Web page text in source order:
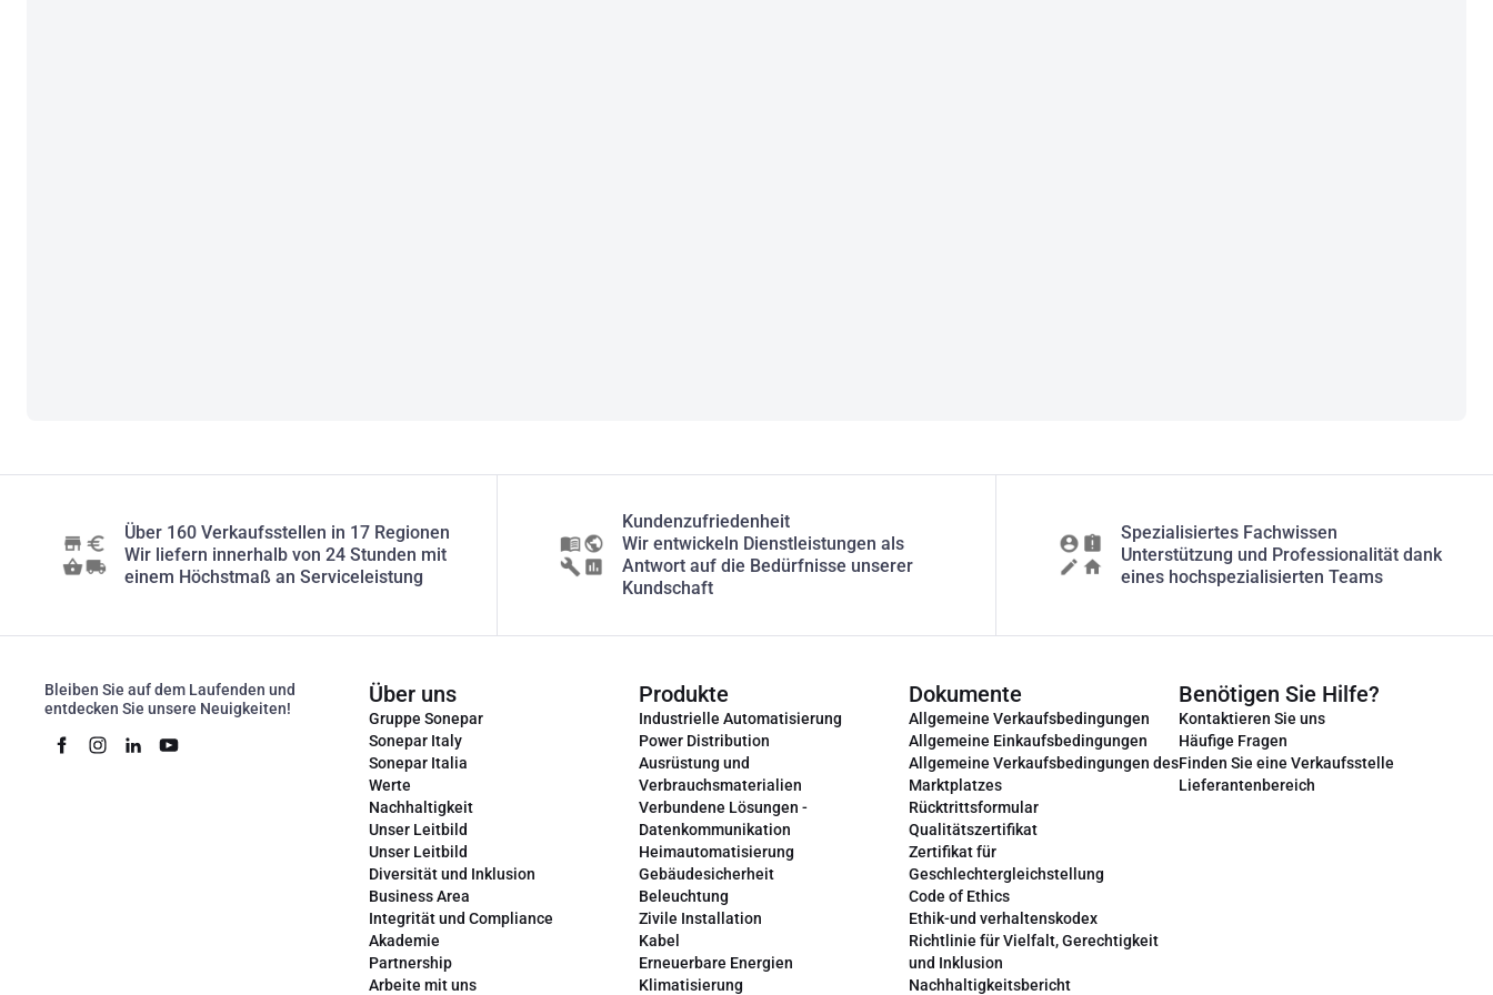
Über 160 Verkaufsstellen in 17 Regionen
Wir liefern innerhalb von 24 Stunden mit
einem Höchstmaß an Serviceleistung
Kundenzufriedenheit
Wir entwickeln Dienstleistungen als
Antwort auf die Bedürfnisse unserer
Kundschaft
Spezialisiertes Fachwissen
Unterstützung und Professionalität dank
eines hochspezialisierten Teams
Bleiben Sie auf dem Laufenden und
entdecken Sie unsere Neuigkeiten!
Über uns
Gruppe Sonepar
Sonepar Italy
Sonepar Italia
Werte
Nachhaltigkeit
Unser Leitbild
Unser Leitbild
Diversität und Inklusion
Business Area
Integrität und Compliance
Akademie
Partnership
Arbeite mit uns
Produkte
Industrielle Automatisierung
Power Distribution
Ausrüstung und
Verbrauchsmaterialien
Verbundene Lösungen -
Datenkommunikation
Heimautomatisierung
Gebäudesicherheit
Beleuchtung
Zivile Installation
Kabel
Erneuerbare Energien
Klimatisierung
Dokumente
Allgemeine Verkaufsbedingungen
Allgemeine Einkaufsbedingungen
Allgemeine Verkaufsbedingungen des
Marktplatzes
Rücktrittsformular
Qualitätszertifikat
Zertifikat für
Geschlechtergleichstellung
Code of Ethics
Ethik-und verhaltenskodex
Richtlinie für Vielfalt, Gerechtigkeit
und Inklusion
Nachhaltigkeitsbericht
Benötigen Sie Hilfe?
Kontaktieren Sie uns
Häufige Fragen
Finden Sie eine Verkaufsstelle
Lieferantenbereich